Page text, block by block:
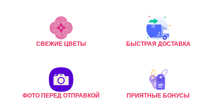
СВЕЖИЕ ЦВЕТЫ БЫСТРАЯ ДОСТАВКА
ФОТО ПЕРЕД ОТПРАВКОЙ ПРИЯТНЫЕ БОНУСЫ